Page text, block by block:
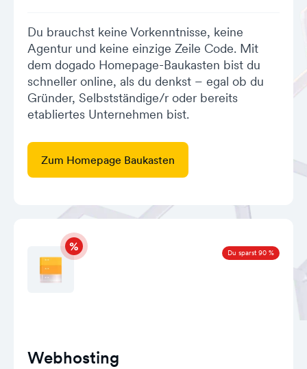
Du brauchst keine Vorkenntnisse, keine
Agentur und keine einzige Zeile Code. Mit
dem dogado Homepage-Baukasten bist du
schneller online, als du denkst – egal ob du
Gründer, Selbstständige/r oder bereits
etabliertes Unternehmen bist.
Zum Homepage Baukasten
Du sparst 90 %
Webhosting